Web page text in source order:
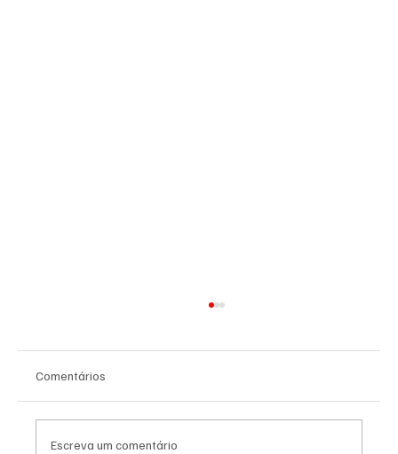
Comentários
Escreva um comentário